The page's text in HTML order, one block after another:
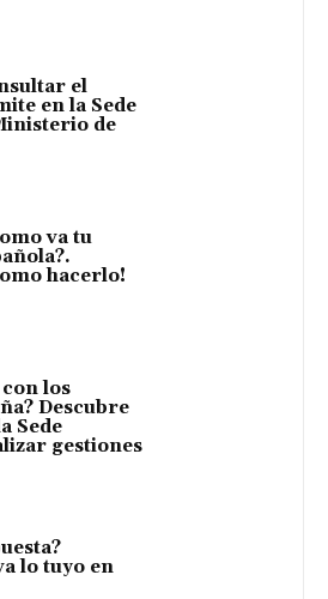
el
en la Sede
de
va tu
hacerlo!
los
Descubre
Sede
gestiones
lo tuyo en